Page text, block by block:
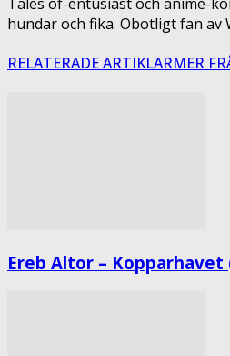
hundar och fika. Obotligt fan av
RELATERADE ARTIKLARMER
Ereb Altor – Kopparhavet